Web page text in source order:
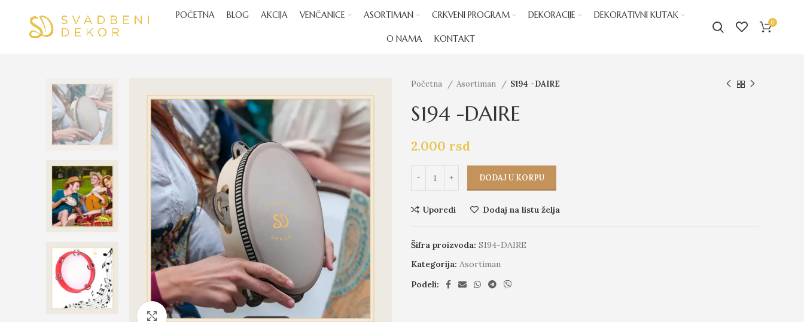
POČETNA BLOG AKCIJA VENČANICE ASORTIMAN CRKVENI PROGRAM DEKORACIJE DEKORATIVNI KUTAK
O NAMA KONTAKT
0
Click to enlarge
Početna Asortiman S194 -DAIRE
S194 -DAIRE
2.000 rsd
DODAJ U KORPU
Uporedi Dodaj na listu želja
Šifra proizvoda: S194-DAIRE
Kategorija: Asortiman
Podeli: